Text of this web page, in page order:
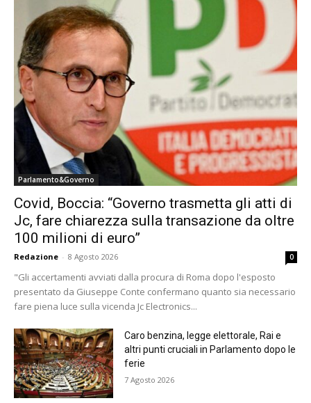
Parlamento&Governo
Covid, Boccia: “Governo trasmetta gli atti di
Jc, fare chiarezza sulla transazione da oltre
100 milioni di euro”
Redazione - 8 Agosto 2026 0
"Gli accertamenti avviati dalla procura di Roma dopo l'esposto
presentato da Giuseppe Conte confermano quanto sia necessario
fare piena luce sulla vicenda Jc Electronics...
Caro benzina, legge elettorale, Rai e
altri punti cruciali in Parlamento dopo le
ferie
7 Agosto 2026